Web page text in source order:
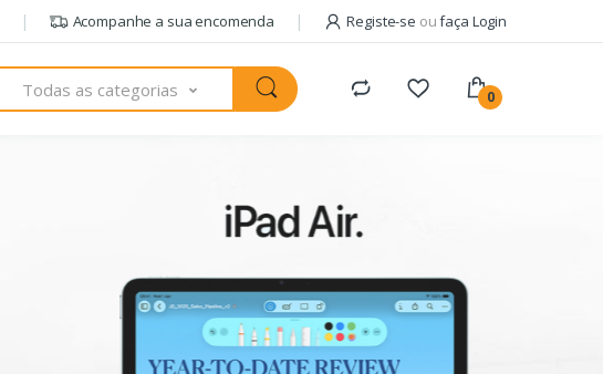
Acompanhe a sua encomenda Registe-se oufaça Login
Todas as categorias 0